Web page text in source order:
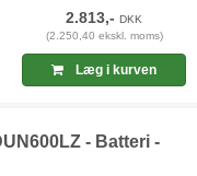
2.813,-DKK
(2.250,40 ekskl. moms)
Læg i kurven
- Batteri -